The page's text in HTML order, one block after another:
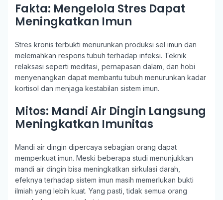
Fakta: Mengelola Stres Dapat
Meningkatkan Imun
Stres kronis terbukti menurunkan produksi sel imun dan
melemahkan respons tubuh terhadap infeksi. Teknik
relaksasi seperti meditasi, pernapasan dalam, dan hobi
menyenangkan dapat membantu tubuh menurunkan kadar
kortisol dan menjaga kestabilan sistem imun.
Mitos: Mandi Air Dingin Langsung
Meningkatkan Imunitas
Mandi air dingin dipercaya sebagian orang dapat
memperkuat imun. Meski beberapa studi menunjukkan
mandi air dingin bisa meningkatkan sirkulasi darah,
efeknya terhadap sistem imun masih memerlukan bukti
ilmiah yang lebih kuat. Yang pasti, tidak semua orang